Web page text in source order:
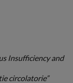
Insufficiency and
circolatorie”